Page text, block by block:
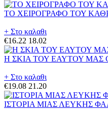
ΤΟ ΧΕΙΡΟΓΡΑΦΟ ΤΟΥ
+ Στο καλαθι
€16.22 18.02
Η ΣΚΙΑ ΤΟΥ ΕΑΥΤΟΥ ΜΑΣ
+ Στο καλαθι
€19.08 21.20
ΙΣΤΟΡΙΑ ΜΙΑΣ ΛΕΥΚΗΣ